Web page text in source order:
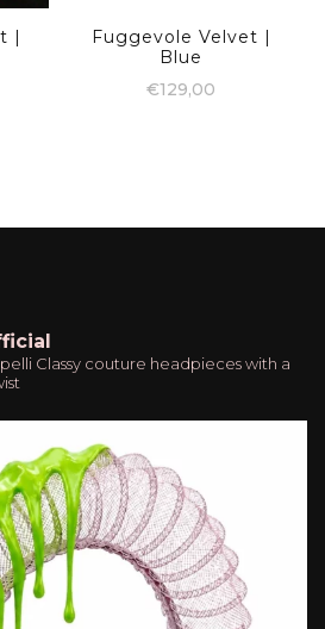
|
Fuggevole Velvet |
Blue
€129,00
Classy couture headpieces with a